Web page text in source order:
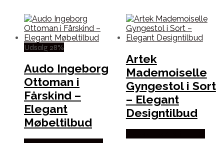
Udsalg 28%
Audo Ingeborg
Ottoman i
Fårskind –
Elegant
Møbeltilbud
Artek
Mademoiselle
Gyngestol i Sort
– Elegant
Designtilbud